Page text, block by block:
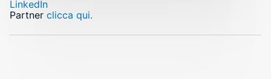
LinkedIn
Partner clicca qui.